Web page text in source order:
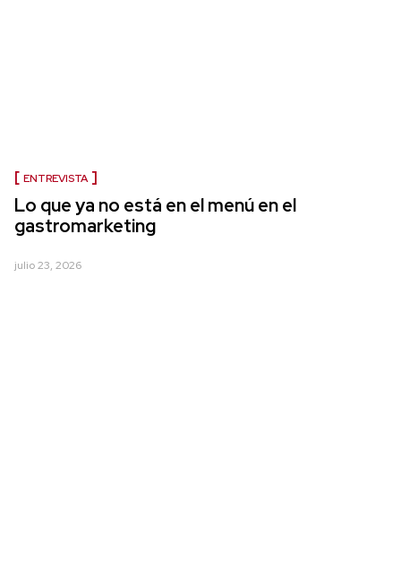
ENTREVISTA
Lo que ya no está en el menú en el
gastromarketing
julio 23, 2026